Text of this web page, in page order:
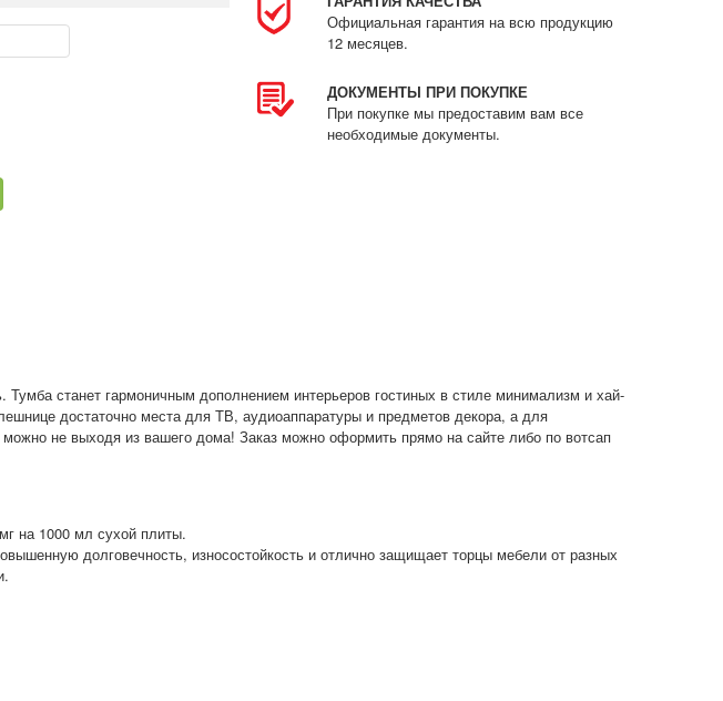
Официальная гарантия на всю продукцию
12 месяцев.
ДОКУМЕНТЫ ПРИ ПОКУПКЕ
При покупке мы предоставим вам все
необходимые документы.
станет гармоничным дополнением интерьеров гостиных в стиле минимализм и хай-
достаточно места для ТВ, аудиоаппаратуры и предметов декора, а для
не выходя из вашего дома! Заказ можно оформить прямо на сайте либо по вотсап
на 1000 мл сухой плиты.
долговечность, износостойкость и отлично защищает торцы мебели от разных